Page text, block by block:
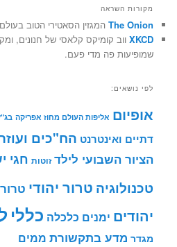
מקורות השראה
The Onion המגזין הסאטירי הטוב בעולם
XKCD ווב קומיקס קלאסי של חנונים,
שמופיעות פה מדי פעם.
לפי נושאים:
אופיום אליפות העולם מחוז אפריקה
דתיים ואינטרנט הח"כים
הציור השבועי לילד זוטות חגי
טכנולוגיה טרור יהודי
יהודים ימנים כלכלה כללי
מגדר מדע בתקשורת ממים